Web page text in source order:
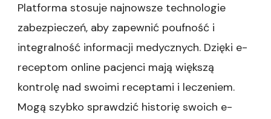
Platforma stosuje najnowsze technologie
zabezpieczeń, aby zapewnić poufność i
integralność informacji medycznych. Dzięki e-
receptom online pacjenci mają większą
kontrolę nad swoimi receptami i leczeniem.
Mogą szybko sprawdzić historię swoich e-